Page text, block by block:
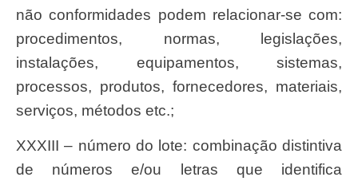
não conformidades podem relacionar-se com:
procedimentos, normas, legislações,
instalações, equipamentos, sistemas,
processos, produtos, fornecedores, materiais,
serviços, métodos etc.;
XXXIII – número do lote: combinação distintiva
de números e/ou letras que identifica